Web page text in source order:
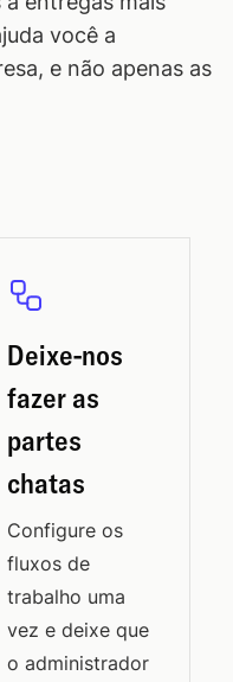
você a
e não apenas as
Deixe-nos
fazer as
partes
chatas
Configure os
fluxos de
trabalho uma
vez e deixe que
o administrador